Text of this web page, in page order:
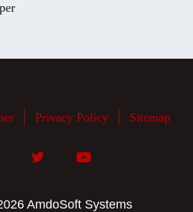
Privacy Policy Sitemap
AmdoSoft Systems